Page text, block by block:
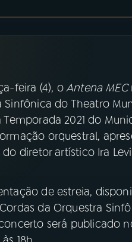
X
feira (4), oAntena MEC
Sinfônica do Theatro
Temporada 2021 do
orquestral,
diretor artístico Ira
de estreia,
da Orquestra
será publicado